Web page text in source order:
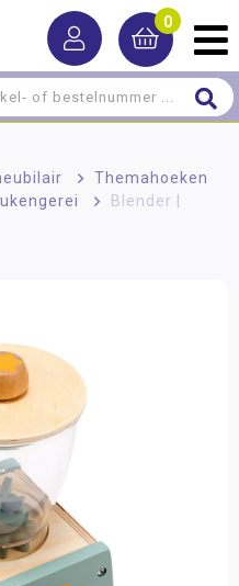
0
> Themahoeken
>
Blender |